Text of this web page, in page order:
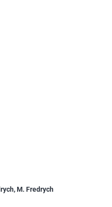
M. Fredrych